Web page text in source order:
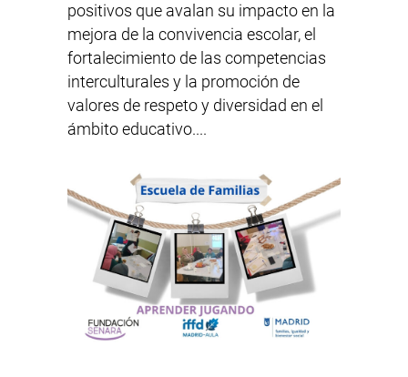
positivos que avalan su impacto en la
mejora de la convivencia escolar, el
fortalecimiento de las competencias
interculturales y la promoción de
valores de respeto y diversidad en el
ámbito educativo....